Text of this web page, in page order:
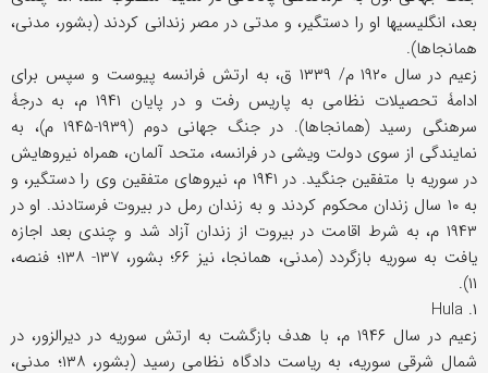
بعد، انگلیسیها او را دستگیر، و مدتی در مصر زندانی کردند (بشور، مدنی،
همانجاها).
زعیم در سال ۱۹۲۰ م/ ۱۳۳۹ ق، به ارتش فرانسه پیوست و سپس برای
ادامۀ تحصیلات نظامی به پاریس رفت و در پایان ۱۹۴۱ م، به درجۀ
سرهنگی رسید (همانجاها). در جنگ جهانی دوم (۱۹۳۹-۱۹۴۵ م)، به
نمایندگی از سوی دولت ویشی در فرانسه، متحد آلمان، همراه نیروهایش
در سوریه با متفقین جنگید. در ۱۹۴۱ م، نیروهای متفقین وی را دستگیر، و
به ۱۰ سال زندان محکوم کردند و به زندان رمل در بیروت فرستادند. او در
۱۹۴۳ م، به شرط اقامت در بیروت از زندان آزاد شد و چندی بعد اجازه
یافت به سوریه بازگردد (مدنی، همانجا، نیز ۶۶؛ بشور، ۱۳۷- ۱۳۸؛ فنصه،
۱۱).
۱. Hula
زعیم در سال ۱۹۴۶ م، با هدف بازگشت به ارتش سوریه در دیرالزور، در
شمال شرقی سوریه، به ریاست دادگاه نظامی رسید (بشور، ۱۳۸؛ مدنی،